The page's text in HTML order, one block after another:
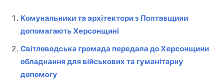
Комунальники та архітектори з Полтавщини
допомагають Херсонщині
Світловодська громада передала до Херсонщини
обладнання для військових та гуманітарну
допомогу